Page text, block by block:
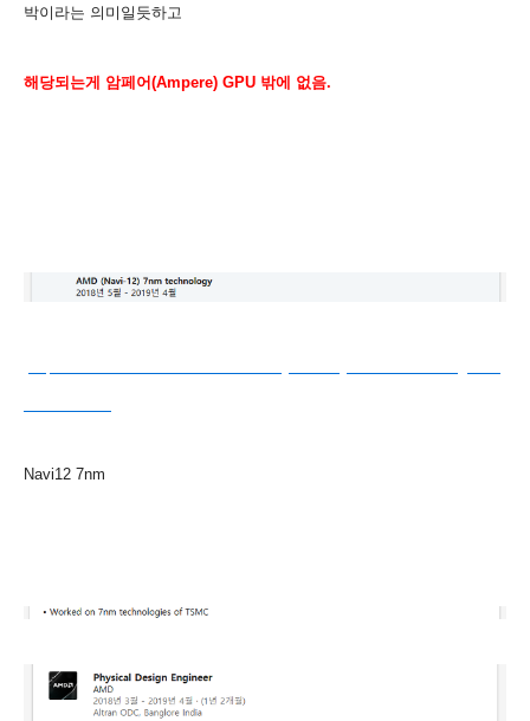
박이라는 의미일듯하고
해당되는게 암페어(Ampere) GPU 밖에 없음.
Navi12 7nm